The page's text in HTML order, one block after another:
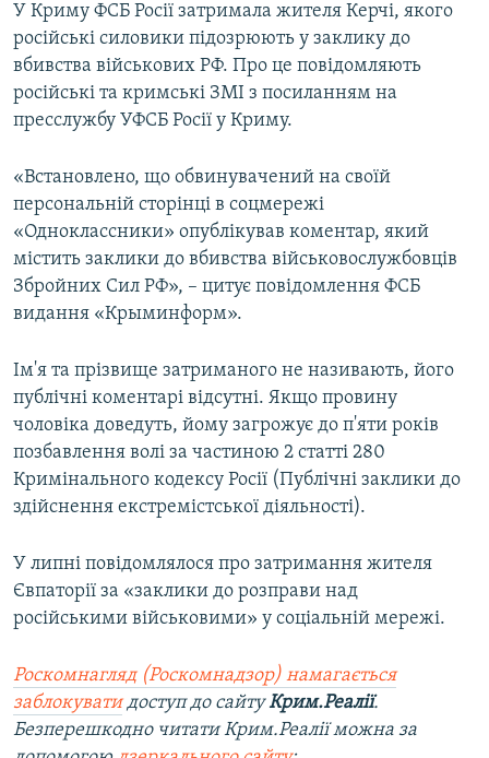
Усі сайти RFE/RL
У Криму ФСБ Росії затримала жителя Керчі, якого
російські силовики підозрюють у заклику до
вбивства військових РФ. Про це повідомляють
російські та кримські ЗМІ з посиланням на
пресслужбу УФСБ Росії у Криму.
«Встановлено, що обвинувачений на своїй
персональній сторінці в соцмережі
«Одноклассники» опублікував коментар, який
містить заклики до вбивства військовослужбовців
Збройних Сил РФ», – цитує повідомлення ФСБ
видання «Крыминформ».
Ім'я та прізвище затриманого не називають, його
публічні коментарі відсутні. Якщо провину
чоловіка доведуть, йому загрожує до п'яти років
позбавлення волі за частиною 2 статті 280
Кримінального кодексу Росії (Публічні заклики до
здійснення екстремістської діяльності).
У липні повідомлялося про затримання жителя
Євпаторії за «заклики до розправи над
російськими військовими» у соціальній мережі.
Роскомнагляд (Роскомнадзор) намагається
заблокуватидоступ до сайтуКрим.Реалії.
Безперешкодно читати Крим.Реалії можна за